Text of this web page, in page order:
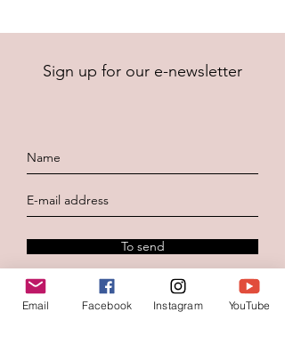
Sign up for our e-newsletter
To send
Email Facebook Instagram YouTube